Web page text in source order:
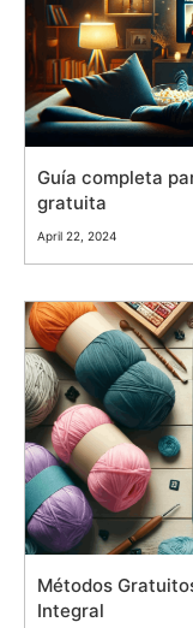
Guía completa
gratuita
April 22, 2024
Métodos
Integral